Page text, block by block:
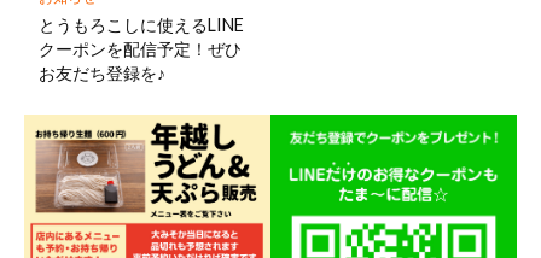
とうもろこしに使えるLINE
クーポンを配信予定！ぜひ
お友だち登録を♪